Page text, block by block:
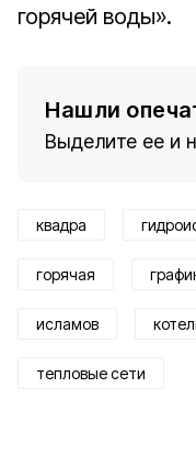
горячей воды».
Нашли
Выделите ее и
квадра
горячая
исламов
тепловые сети